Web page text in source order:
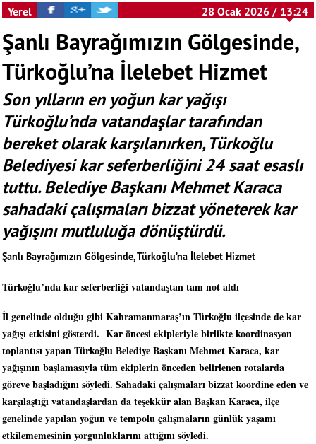
Yerel 28 Ocak 2026 / 13:24
Şanlı Bayrağımızın Gölgesinde,
Türkoğlu’na İlelebet Hizmet
Son yılların en yoğun kar yağışı
Türkoğlu’nda vatandaşlar tarafından
bereket olarak karşılanırken, Türkoğlu
Belediyesi kar seferberliğini 24 saat esaslı
tuttu. Belediye Başkanı Mehmet Karaca
sahadaki çalışmaları bizzat yöneterek kar
yağışını mutluluğa dönüştürdü.
Şanlı Bayrağımızın Gölgesinde, Türkoğlu’na İlelebet Hizmet
Türkoğlu’nda kar seferberliği vatandaştan tam not aldı
İl genelinde olduğu gibi Kahramanmaraş’ın Türkoğlu ilçesinde de kar
yağışı etkisini gösterdi. Kar öncesi ekipleriyle birlikte koordinasyon
toplantısı yapan Türkoğlu Belediye Başkanı Mehmet Karaca, kar
yağışının başlamasıyla tüm ekiplerin önceden belirlenen rotalarda
göreve başladığını söyledi. Sahadaki çalışmaları bizzat koordine eden ve
karşılaştığı vatandaşlardan da teşekkür alan Başkan Karaca, ilçe
genelinde yapılan yoğun ve tempolu çalışmaların günlük yaşamı
etkilememesinin yorgunluklarını attığını söyledi.